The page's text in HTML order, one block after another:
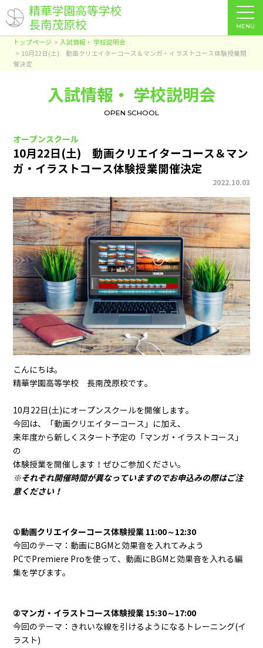
MENU
トップページ
入試情報・ 学校説明会
10月22日(土) 動画クリエイターコース＆マンガ・イラストコース体験授業開
催決定
入試情報・ 学校説明会
OPEN SCHOOL
オープンスクール
10月22日(土) 動画クリエイターコース＆マン
ガ・イラストコース体験授業開催決定
2022.10.03
こんにちは。
精華学園高等学校 長南茂原校です。
10月22日(土)にオープンスクールを開催します。
今回は、「動画クリエイターコース」に加え、
来年度から新しくスタート予定の「マンガ・イラストコース」
の
体験授業を開催します！ぜひご参加ください。
※それぞれ開催時間が異なっていますのでお申込みの際はご注
意ください！
①動画クリエイターコース体験授業 11:00～12:30
今回のテーマ：動画にBGMと効果音を入れてみよう
PCでPremiere Proを使って、動画にBGMと効果音を入れる編
集を学びます。
②マンガ・イラストコース体験授業 15:30～17:00
今回のテーマ：きれいな線を引けるようになるトレーニング(イ
ラスト)